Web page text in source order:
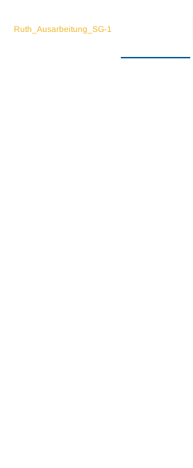
Ruth_Ausarbeitung_SG-1